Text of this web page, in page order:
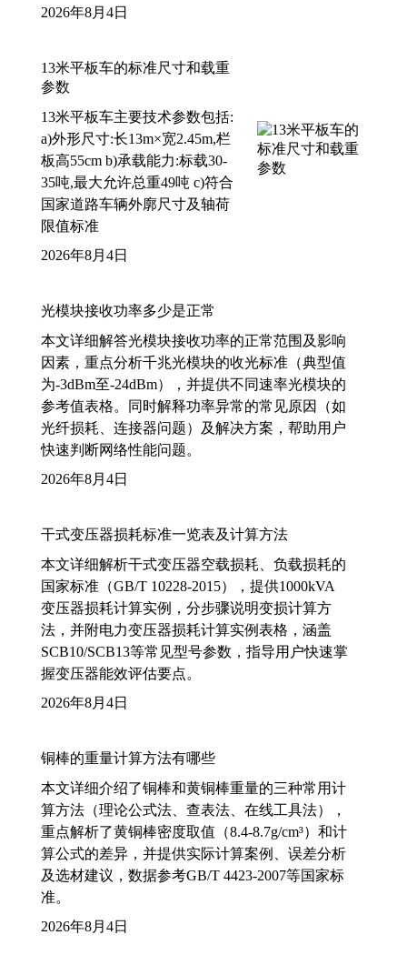
2026年8月4日
13米平板车的标准尺寸和载重
参数
13米平板车主要技术参数包括:
a)外形尺寸:长13m×宽2.45m,栏
板高55cm b)承载能力:标载30-
35吨,最大允许总重49吨 c)符合
国家道路车辆外廓尺寸及轴荷
限值标准
2026年8月4日
光模块接收功率多少是正常
本文详细解答光模块接收功率的正常范围及影响
因素，重点分析千兆光模块的收光标准（典型值
为-3dBm至-24dBm），并提供不同速率光模块的
参考值表格。同时解释功率异常的常见原因（如
光纤损耗、连接器问题）及解决方案，帮助用户
快速判断网络性能问题。
2026年8月4日
干式变压器损耗标准一览表及计算方法
本文详细解析干式变压器空载损耗、负载损耗的
国家标准（GB/T 10228-2015），提供1000kVA
变压器损耗计算实例，分步骤说明变损计算方
法，并附电力变压器损耗计算实例表格，涵盖
SCB10/SCB13等常见型号参数，指导用户快速掌
握变压器能效评估要点。
2026年8月4日
铜棒的重量计算方法有哪些
本文详细介绍了铜棒和黄铜棒重量的三种常用计
算方法（理论公式法、查表法、在线工具法），
重点解析了黄铜棒密度取值（8.4-8.7g/cm³）和计
算公式的差异，并提供实际计算案例、误差分析
及选材建议，数据参考GB/T 4423-2007等国家标
准。
2026年8月4日